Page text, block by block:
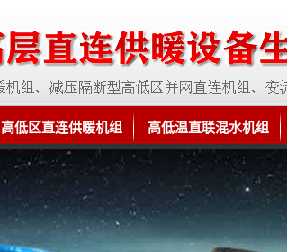
高低区直连供暖机组 高低温直联混水机组